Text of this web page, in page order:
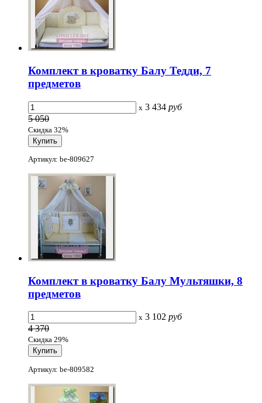
Комплект в кроватку Балу Тедди, 7
предметов
x 3 434 руб
5 050
Скидка 32%
Артикул: be-809627
Комплект в кроватку Балу Мультяшки, 8
предметов
x 3 102 руб
4 370
Скидка 29%
Артикул: be-809582